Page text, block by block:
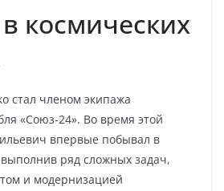
космических
стал членом экипажа
«Союз-24». Во время этой
впервые побывал в
ряд сложных задач,
и модернизацией